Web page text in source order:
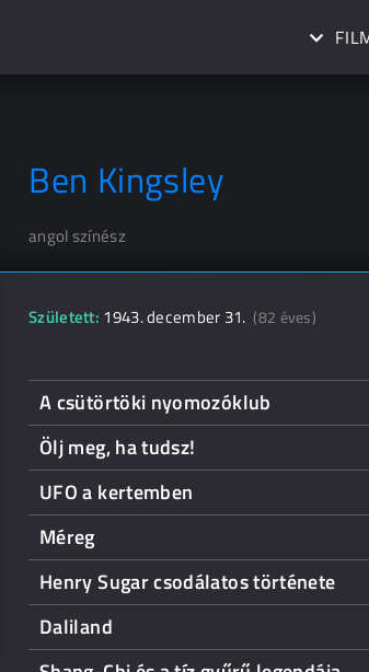
Ben Kingsley
angol színész
Született: 1943. december 31. (82 éves)
A csütörtöki nyomozóklub
Ölj meg, ha tudsz!
UFO a kertemben
Méreg
Henry Sugar csodálatos története
Daliland